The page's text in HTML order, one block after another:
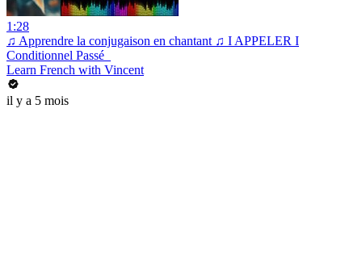
1:28
♫ Apprendre la conjugaison en chantant ♫ I APPELER I
Conditionnel Passé_
Learn French with Vincent
il y a 5 mois